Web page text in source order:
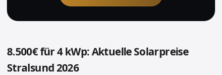
8.500€ für 4 kWp: Aktuelle Solarpreise
Stralsund 2026